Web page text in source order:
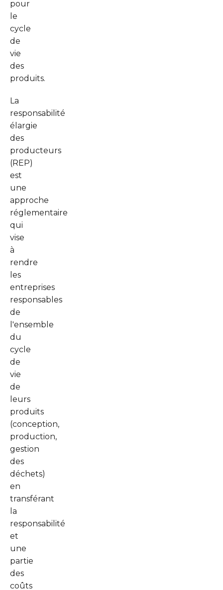
pour
le
cycle
de
vie
des
produits.
La
responsabilité
élargie
des
producteurs
(REP)
est
une
approche
réglementaire
qui
vise
à
rendre
les
entreprises
responsables
de
l'ensemble
du
cycle
de
vie
de
leurs
produits
(conception,
production,
gestion
des
déchets)
en
transférant
la
responsabilité
et
une
partie
des
coûts